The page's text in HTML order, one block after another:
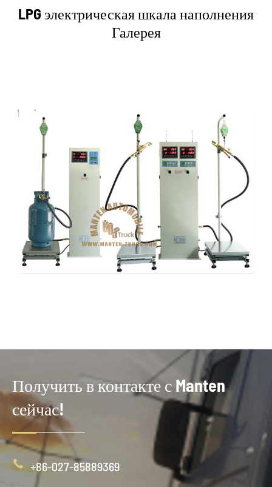
LPG электрическая шкала наполнения
Галерея
Получить в контакте с Manten
сейчас!
 +86-027-85889369